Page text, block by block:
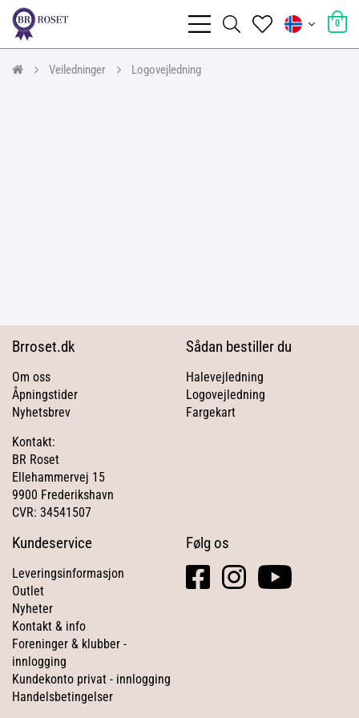
0
Veiledninger Logovejledning
Brroset.dk
Om oss
Åpningstider
Nyhetsbrev
Kontakt:
BR Roset
Ellehammervej 15
9900 Frederikshavn
CVR: 34541507
Sådan bestiller du
Halevejledning
Logovejledning
Fargekart
Kundeservice
Leveringsinformasjon
Outlet
Nyheter
Kontakt & info
Foreninger & klubber -
innlogging
Kundekonto privat - innlogging
Handelsbetingelser
Følg os
facebook
square
instagramyoutube